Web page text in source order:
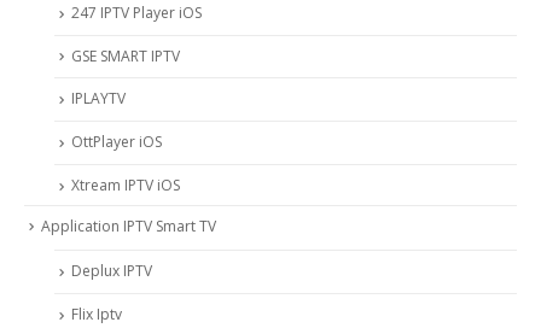
247 IPTV Player iOS
‎GSE SMART IPTV
IPLAYTV
OttPlayer iOS
Xtream IPTV iOS
Application IPTV Smart TV
Deplux IPTV
Flix Iptv